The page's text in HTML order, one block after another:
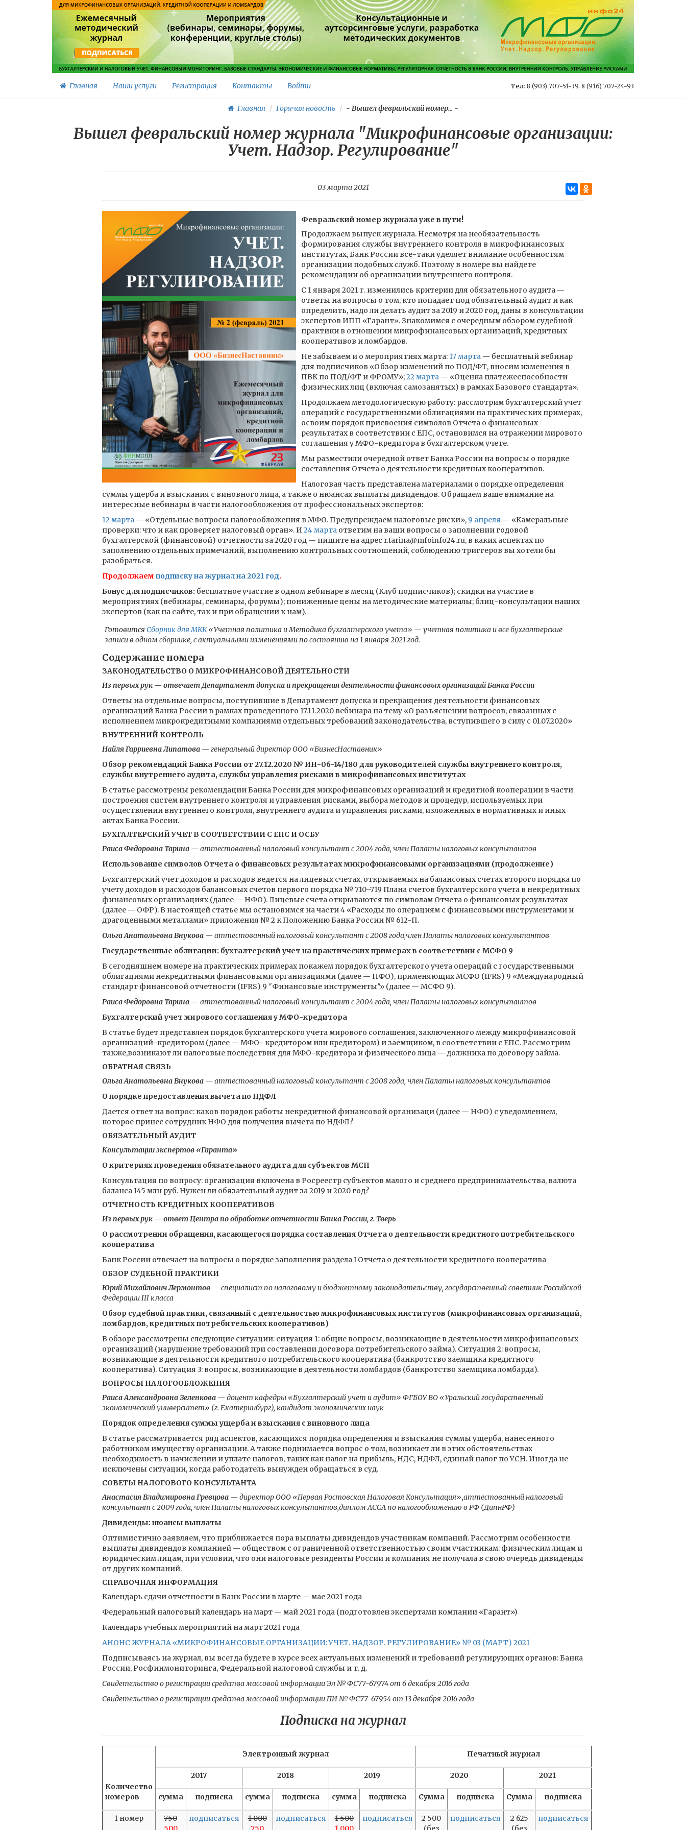
Главная Наши услуги Регистрация Контакты Войти Тел: 8 (903) 707-51-39, 8 (916) 707-24-93
Главная Горячая новость - Вышел февральский номер... -
Вышел февральский номер журнала "Микрофинансовые организации:
Учет. Надзор. Регулирование"
03 марта 2021
Февральский номер журнала уже в пути!
Продолжаем выпуск журнала. Несмотря на необязательность
формирования службы внутреннего контроля в микрофинансовых
институтах, Банк России все-таки уделяет внимание особенностям
организации подобных служб. Поэтому в номере вы найдете
рекомендации об организации внутреннего контроля.
С 1 января 2021 г. изменились критерии для обязательного аудита —
ответы на вопросы о том, кто попадает под обязательный аудит и как
определить, надо ли делать аудит за 2019 и 2020 год, даны в консультации
экспертов ИПП «Гарант». Знакомимся с очередным обзором судебной
практики в отношении микрофинансовых организаций, кредитных
кооперативов и ломбардов.
Не забываем и о мероприятиях марта: 17 марта— бесплатный вебинар
для подписчиков «Обзор изменений по ПОД/ФТ, вносим изменения в
ПВК по ПОД/ФТ и ФРОМУ»;22 марта— «Оценка платежеспособности
физических лиц (включая самозанятых) в рамках Базового стандарта».
Продолжаем методологическую работу: рассмотрим бухгалтерский учет
операций с государственными облигациями на практических примерах,
освоим порядок присвоения символов Отчета о финансовых
результатах в соответствии с ЕПС, остановимся на отражении мирового
соглашения у МФО-кредитора в бухгалтерском учете.
Мы разместили очередной ответ Банка России на вопросы о порядке
составления Отчета о деятельности кредитных кооперативов.
Налоговая часть представлена материалами о порядке определения
суммы ущерба и взыскания с виновного лица, а также о нюансах выплаты дивидендов. Обращаем ваше внимание на
интересные вебинары в части налогообложения от профессиональных экспертов:
12 марта— «Отдельные вопросы налогообложения в МФО. Предупреждаем налоговые риски»,9 апреля — «Камеральные
проверки: что и как проверяет налоговый орган». И 24 мартаответим на ваши вопросы о заполнении годовой
бухгалтерской (финансовой) отчетности за 2020 год — пишите на адрес r.tarina@mfoinfo24.ru, в каких аспектах по
заполнению отдельных примечаний, выполнению контрольных соотношений, соблюдению триггеров вы хотели бы
разобраться.
Продолжаем подписку на журнал на 2021 год.
Бонус для подписчиков: бесплатное участие в одном вебинаре в месяц (Клуб подписчиков); скидки на участие в
мероприятиях (вебинары, семинары, форумы); пониженные цены на методические материалы; блиц-консультации наших
экспертов (как на сайте, так и при обращении к нам).
Готовится Сборник для МКК«Учетная политика и Методика бухгалтерского учета» — учетная политика и все бухгалтерские
записи в одном сборнике, с актуальными изменениями по состоянию на 1 января 2021 год.
Содержание номера
ЗАКОНОДАТЕЛЬСТВО О МИКРОФИНАНСОВОЙ ДЕЯТЕЛЬНОСТИ
Из первых рук — отвечает Департамент допуска и прекращения деятельности финансовых организаций Банка России
Ответы на отдельные вопросы, поступившие в Департамент допуска и прекращения деятельности финансовых
организаций Банка России в рамках проведенного 17.11.2020 вебинара на тему «О разъяснении вопросов, связанных с
исполнением микрокредитными компаниями отдельных требований законодательства, вступившего в силу с 01.07.2020»
ВНУТРЕННИЙ КОНТРОЛЬ
Найля Гарриевна Липатова — генеральный директор ООО «БизнесНаставник»
Обзор рекомендаций Банка России от 27.12.2020 № ИН-06-14/180 для руководителей службы внутреннего контроля,
службы внутреннего аудита, службы управления рисками в микрофинансовых институтах
В статье рассмотрены рекомендации Банка России для микрофинансовых организаций и кредитной кооперации в части
построения систем внутреннего контроля и управления рисками, выбора методов и процедур, используемых при
осуществлении внутреннего контроля, внутреннего аудита и управления рисками, изложенных в нормативных и иных
актах Банка России.
БУХГАЛТЕРСКИЙ УЧЕТ В СООТВЕТСТВИИ С ЕПС И ОСБУ
Раиса Федоровна Тарина — аттестованный налоговый консультант с 2004 года, член Палаты налоговых консультантов
Использование символов Отчета о финансовых результатах микрофинансовыми организациями (продолжение)
Бухгалтерский учет доходов и расходов ведется на лицевых счетах, открываемых на балансовых счетах второго порядка по
учету доходов и расходов балансовых счетов первого порядка № 710–719 Плана счетов бухгалтерского учета в некредитных
финансовых организациях (далее — НФО). Лицевые счета открываются по символам Отчета о финансовых результатах
(далее — ОФР). В настоящей статье мы остановимся на части 4 «Расходы по операциям с финансовыми инструментами и
драгоценными металлами» приложения № 2 к Положению Банка России № 612-П.
Ольга Анатольевна Внукова — аттестованный налоговый консультант с 2008 года,член Палаты налоговых консультантов
Государственные облигации: бухгалтерский учет на практических примерах в соответствии с МСФО 9
В сегодняшнем номере на практических примерах покажем порядок бухгалтерского учета операций с государственными
облигациями некредитными финансовыми организациями (далее — НФО), применяющих МСФО (IFRS) 9 «Международный
стандарт финансовой отчетности (IFRS) 9 ″Финансовые инструменты″» (далее — МСФО 9).
Раиса Федоровна Тарина — аттестованный налоговый консультант с 2004 года, член Палаты налоговых консультантов
Бухгалтерский учет мирового соглашения у МФО-кредитора
В статье будет представлен порядок бухгалтерского учета мирового соглашения, заключенного между микрофинансовой
организаций-кредитором (далее — МФО- кредитором или кредитором) и заемщиком, в соответствии с ЕПС. Рассмотрим
также,возникают ли налоговые последствия для МФО-кредитора и физического лица — должника по договору займа.
ОБРАТНАЯ СВЯЗЬ
Ольга Анатольевна Внукова — аттестованный налоговый консультант с 2008 года, член Палаты налоговых консультантов
О порядке предоставления вычета по НДФЛ
Дается ответ на вопрос: каков порядок работы некредитной финансовой организаци (далее — НФО) с уведомлением,
которое принес сотрудник НФО для получения вычета по НДФЛ?
ОБЯЗАТЕЛЬНЫЙ АУДИТ
Консультации экспертов «Гаранта»
О критериях проведения обязательного аудита для субъектов МСП
Консультация по вопросу: организация включена в Росреестр субъектов малого и среднего предпринимательства, валюта
баланса 145 млн руб. Нужен ли обязательный аудит за 2019 и 2020 год?
ОТЧЕТНОСТЬ КРЕДИТНЫХ КООПЕРАТИВОВ
Из первых рук — ответ Центра по обработке отчетности Банка России, г. Тверь
О рассмотрении обращения, касающегося порядка составления Отчета о деятельности кредитного потребительского
кооператива
Банк России отвечает на вопросы о порядке заполнения раздела I Отчета о деятельности кредитного кооператива
ОБЗОР СУДЕБНОЙ ПРАКТИКИ
Юрий Михайлович Лермонтов — специалист по налоговому и бюджетному законодательству, государственный советник Российской
Федерации III класса
Обзор судебной практики, связанный с деятельностью микрофинансовых институтов (микрофинансовых организаций,
ломбардов, кредитных потребительских кооперативов)
В обзоре рассмотрены следующие ситуации: ситуация 1: общие вопросы, возникающие в деятельности микрофинансовых
организаций (нарушение требований при составлении договора потребительского займа). Ситуация 2: вопросы,
возникающие в деятельности кредитного потребительского кооператива (банкротство заемщика кредитного
кооператива). Ситуация 3: вопросы, возникающие в деятельности ломбардов (банкротство заемщика ломбарда).
ВОПРОСЫ НАЛОГООБЛОЖЕНИЯ
Раиса Александровна Зеленкова — доцент кафедры «Бухгалтерский учет и аудит» ФГБОУ ВО «Уральский государственный
экономический университет» (г. Екатеринбург), кандидат экономических наук
Порядок определения суммы ущерба и взыскания с виновного лица
В статье рассматривается ряд аспектов, касающихся порядка определения и взыскания суммы ущерба, нанесенного
работником имуществу организации. А также поднимается вопрос о том, возникает ли в этих обстоятельствах
необходимость в начислении и уплате налогов, таких как налог на прибыль, НДС, НДФЛ, единый налог по УСН. Иногда не
исключены ситуации, когда работодатель вынужден обращаться в суд.
СОВЕТЫ НАЛОГОВОГО КОНСУЛЬТАНТА
Анастасия Владимировна Гревцова— директор ООО «Первая Ростовская Налоговая Консультация»,аттестованный налоговый
консультант с 2009 года, член Палаты налоговых консультантов,диплом АССА по налогообложению в РФ (ДипнРФ)
Дивиденды: нюансы выплаты
Оптимистично заявляем, что приближается пора выплаты дивидендов участникам компаний. Рассмотрим особенности
выплаты дивидендов компанией — обществом с ограниченной ответственностью своим участникам: физическим лицам и
юридическим лицам, при условии, что они налоговые резиденты России и компания не получала в свою очередь дивиденды
от других компаний.
СПРАВОЧНАЯ ИНФОРМАЦИЯ
Календарь сдачи отчетности в Банк России в марте — мае 2021 года
Федеральный налоговый календарь на март — май 2021 года (подготовлен экспертами компании «Гарант»)
Календарь учебных мероприятий на март 2021 года
АНОНС ЖУРНАЛА «МИКРОФИНАНСОВЫЕ ОРГАНИЗАЦИИ: УЧЕТ. НАДЗОР. РЕГУЛИРОВАНИЕ» № 03 (МАРТ) 2021
Подписываясь на журнал, вы всегда будете в курсе всех актуальных изменений и требований регулирующих органов: Банка
России, Росфинмониторинга, Федеральной налоговой службы и т. д.
Свидетельство о регистрации средства массовой информации Эл № ФС77-67974 от 6 декабря 2016 года
Свидетельство о регистрации средства массовой информации ПИ № ФС77-67954 от 13 декабря 2016 года
Подписка на журнал
Количество
номеров
Электронный журнал Печатный журнал
2017 2018 2019 2020 2021
сумма подписка сумма подписка сумма подписка Сумма подписка Сумма подписка
1 номер
750
подписаться
1 000
подписаться
1 500
подписаться
2 500
подписаться
2 625
подписаться